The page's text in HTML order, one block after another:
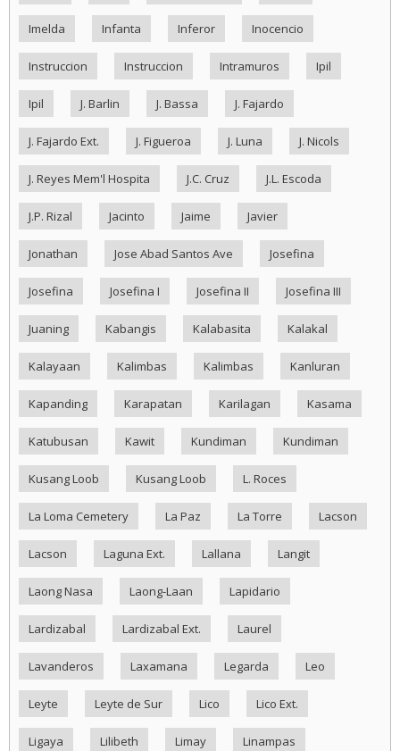
Imelda Infanta Inferor Inocencio
Instruccion Instruccion Intramuros Ipil
Ipil J. Barlin J. Bassa J. Fajardo
J. Fajardo Ext. J. Figueroa J. Luna J. Nicols
J. Reyes Mem'l Hospita J.C. Cruz J.L. Escoda
J.P. Rizal Jacinto Jaime Javier
Jonathan Jose Abad Santos Ave Josefina
Josefina Josefina I Josefina II Josefina III
Juaning Kabangis Kalabasita Kalakal
Kalayaan Kalimbas Kalimbas Kanluran
Kapanding Karapatan Karilagan Kasama
Katubusan Kawit Kundiman Kundiman
Kusang Loob Kusang Loob L. Roces
La Loma Cemetery La Paz La Torre Lacson
Lacson Laguna Ext. Lallana Langit
Laong Nasa Laong-Laan Lapidario
Lardizabal Lardizabal Ext. Laurel
Lavanderos Laxamana Legarda Leo
Leyte Leyte de Sur Lico Lico Ext.
Ligaya Lilibeth Limay Linampas